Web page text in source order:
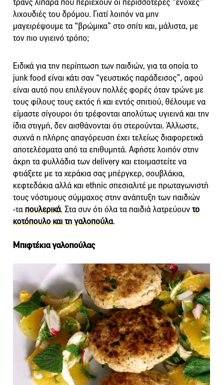
λιχουδιές του δρόμου. Γιατί λοιπόν να μην
μαγειρέψουμε τα “βρώμικα” στο σπίτι και, μάλιστα, με
τον πιο υγιεινό τρόπο;
Ειδικά για την περίπτωση των παιδιών, για τα οποία το
junk food είναι κάτι σαν “γευστικός παράδεισος”, αφού
είναι αυτό που επιλέγουν πολλές φορές όταν τρώνε με
τους φίλους τους εκτός ή και εντός σπιτιού, θέλουμε να
είμαστε σίγουροι ότι τρέφονται απολύτως υγιεινά και την
ίδια στιγμή, δεν αισθάνονται ότι στερούνται. Άλλωστε,
συχνά η πλήρης απαγόρευση έχει τελείως διαφορετικά
αποτελέσματα από τα επιθυμητά. Αφήστε λοιπόν στην
άκρη τα φυλλάδια των delivery και ετοιμαστείτε να
φτιάξετε με τα χεράκια σας μπέργκερ, σουβλάκια,
κεφτεδάκια αλλά και ethnic σπεσιαλιτέ με πρωταγωνιστή
τους νόστιμους σύμμαχος στην ανάπτυξη των παιδιών
-τα πουλερικά. Στα συν ότι όλα τα παιδιά λατρεύουντο
κοτόπουλο και τη γαλοπούλα.
Μπιφτέκια γαλοπούλας